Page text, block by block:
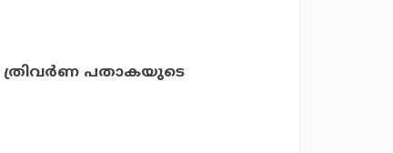
ത്രിവര്‍ണ പതാകയുടെ